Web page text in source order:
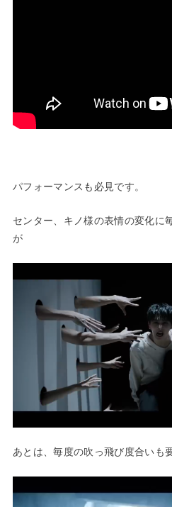
パフォーマンスも必見です。
センター、キノ様の表情の変化に
が
あとは、毎度の吹っ飛び度合いも